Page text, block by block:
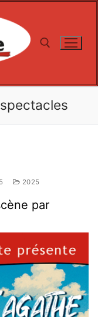
2025
par